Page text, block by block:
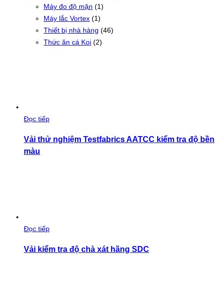
Máy đo độ mặn (1)
Máy lắc Vortex (1)
Thiết bị nhà hàng (46)
Thức ăn cá Koi (2)
Đọc tiếp
Vải thử nghiệm Testfabrics AATCC kiểm tra độ bền
màu
Đọc tiếp
Vải kiểm tra độ chà xát hãng SDC